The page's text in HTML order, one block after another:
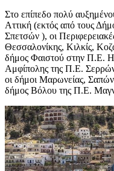
Στο επίπεδο πολύ
Αττική (εκτός από τους
Σπετσών ), οι
Θεσσαλονίκης, Κιλκίς,
δήμος Φαιστού στην Π.Ε.
Αμφίπολης της Π.Ε.
οι δήμοι Μαρωνείας,
δήμος Βόλου της Π.Ε.